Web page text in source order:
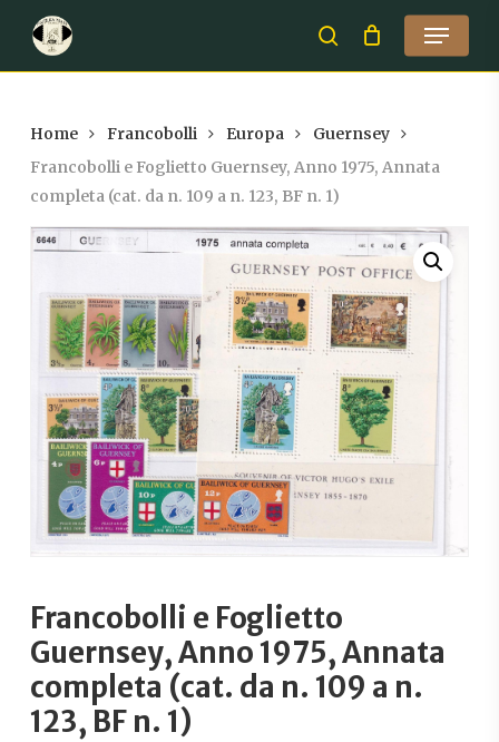
main
search
Menu
Home Francobolli Europa
Guernsey
Francobolli e Foglietto Guernsey, Anno 1975, Annata
completa (cat. da n. 109 a n. 123, BF n. 1)
Francobolli e Foglietto
Guernsey, Anno 1975, Annata
completa (cat. da n. 109 a n.
123, BF n. 1)
Close